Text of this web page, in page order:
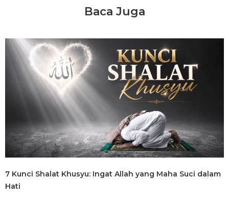
Baca Juga
7 Kunci Shalat Khusyu: Ingat Allah yang Maha Suci dalam
Hati